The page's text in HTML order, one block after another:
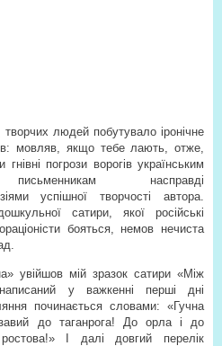
людей побутувало іронічне
мовляв, якщо тебе лають, отже,
погрози ворогів українським
насправді
успішної творчості автора.
сатири, якої російські
бояться, немов нечиста
увійшов мій зразок сатири «Між
у важкенні перші дні
починається словами: «Гучна
до таганрога! До орла і до
І далі довгий перелік